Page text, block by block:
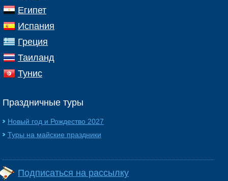
Египет
Испания
Греция
Таиланд
Тунис
Праздничные туры
Новый год и Рождество 2027
Туры на майские праздники
Подписаться на рассылку